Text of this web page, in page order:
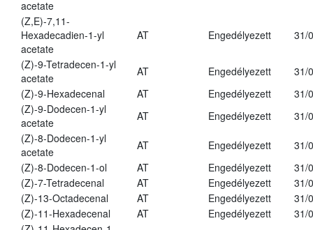
acetate
(Z,E)-7,11-
Hexadecadien-1-yl
acetate
AT Engedélyezett 31/
(Z)-9-Tetradecen-1-yl
acetate
AT Engedélyezett
31/
(Z)-9-Hexadecenal
AT Engedélyezett
31/
(Z)-9-Dodecen-1-yl
acetate
AT Engedélyezett
31/
(Z)-8-Dodecen-1-yl
acetate
AT Engedélyezett
31/
(Z)-8-Dodecen-1-ol
AT Engedélyezett
31/
(Z)-7-Tetradecenal
AT Engedélyezett
31/
(Z)-13-Octadecenal
AT Engedélyezett
31/
(Z)-11-Hexadecenal
AT Engedélyezett
31/